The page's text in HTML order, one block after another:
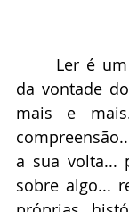
da vontade
mais e
a sua volta...
sobre algo...